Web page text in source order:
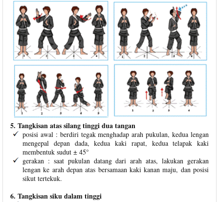
5. Tangkisan atas silang tinggi dua tangan
posisi awal : berdiri tegak menghadap arah pukulan, kedua lengan
mengepal depan dada, kedua kaki rapat, kedua telapak kaki
membentuk sudut ± 45°
gerakan : saat pukulan datang dari arah atas, lakukan gerakan
lengan ke arah depan atas bersamaan kaki kanan maju, dan posisi
sikut tertekuk.
6. Tangkisan siku dalam tinggi